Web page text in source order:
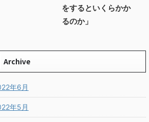
をするといくらかか
るのか」
Archive
年6月
年5月